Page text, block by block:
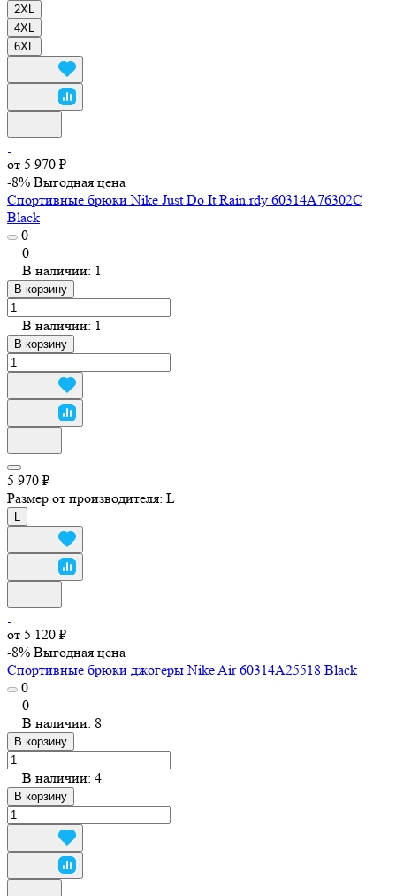
2XL
4XL
6XL
от 5 970 ₽
-8% Выгодная цена
Спортивные брюки Nike Just Do It Rain.rdy 60314A76302C
Black
0
0
В наличии: 1
В корзину
В наличии: 1
В корзину
5 970 ₽
Размер от производителя: L
от 5 120 ₽
-8% Выгодная цена
Спортивные брюки джогеры Nike Air 60314A25518 Black
0
0
В наличии: 8
В корзину
В наличии: 4
В корзину